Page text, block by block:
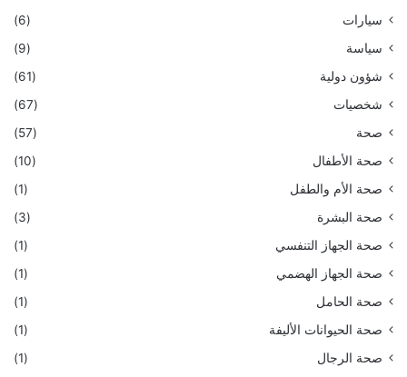
سيارات
(6)
سياسة
(9)
شؤون دولية
(61)
شخصيات
(67)
صحة
(57)
صحة الأطفال
(10)
صحة الأم والطفل
(1)
صحة البشرة
(3)
صحة الجهاز التنفسي
(1)
صحة الجهاز الهضمي
(1)
صحة الحامل
(1)
صحة الحيوانات الأليفة
(1)
صحة الرجال
(1)